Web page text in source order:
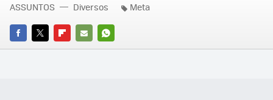
FACEBOOK
TWITTERFLIPBOARD
E-
WHATSAPP
ASSUNTOS Diversos Meta